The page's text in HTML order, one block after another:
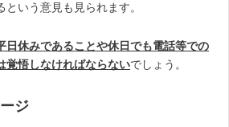
いう意見も見られます。
日休みであることや休日でも電話等での
覚悟しなければならないでしょう。
ジ